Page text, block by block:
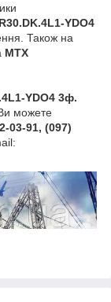
YDO4
Також на
MTX
YDO4 3ф.
можете
03-91, (097)